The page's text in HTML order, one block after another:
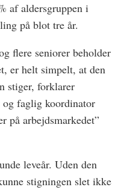
af aldersgruppen i
på blot tre år.
flere seniorer beholder
er helt simpelt, at den
stiger, forklarer
faglig koordinator
på arbejdsmarkedet”
leveår. Uden den
stigningen slet ikke